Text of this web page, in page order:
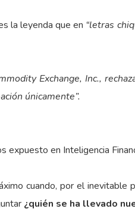
la leyenda que en “letras
Exchange, Inc.,
únicamente”.
expuesto en Inteligencia
cuando, por el inevitable
¿quién se ha llevado